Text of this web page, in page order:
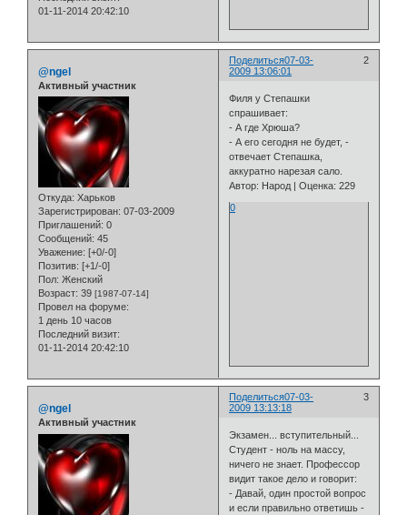
01-11-2014 20:42:10
Поделиться 2
07-03-
2009 13:06:01
@ngel
Активный участник
Откуда: Харьков
Зарегистрирован: 07-03-2009
Приглашений: 0
Сообщений: 45
Уважение: [+0/-0]
Позитив: [+1/-0]
Пол: Женский
Возраст: 39 [1987-07-14]
Провел на форуме:
1 день 10 часов
Последний визит:
01-11-2014 20:42:10
Филя у Степашки
спрашивает:
- А где Хрюша?
- А его сегодня не будет, -
отвечает Степашка,
аккуратно нарезая сало.
Автор: Народ | Оценка: 229
0
Поделиться 3
07-03-
2009 13:13:18
@ngel
Активный участник
Экзамен... вступительный...
Студент - ноль на массу,
ничего не знает. Профессор
видит такое дело и говорит:
- Давай, один простой вопрос
и если правильно ответишь -